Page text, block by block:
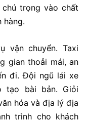
trọng vào chất
hàng.
vận chuyển. Taxi
gian thoải mái, an
đi. Đội ngũ lái xe
tạo bài bản. Giỏi
hóa và địa lý địa
trình cho khách